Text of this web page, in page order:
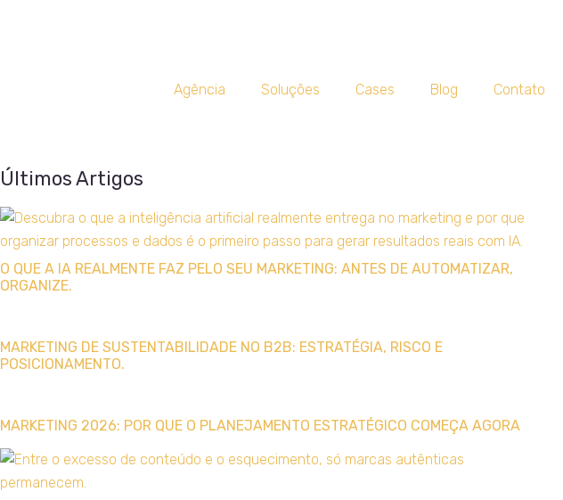
Agência Soluções Cases Blog Contato
Últimos Artigos
O QUE A IA REALMENTE FAZ PELO SEU MARKETING: ANTES DE AUTOMATIZAR,
ORGANIZE.
MARKETING DE SUSTENTABILIDADE NO B2B: ESTRATÉGIA, RISCO E
POSICIONAMENTO.
MARKETING 2026: POR QUE O PLANEJAMENTO ESTRATÉGICO COMEÇA AGORA